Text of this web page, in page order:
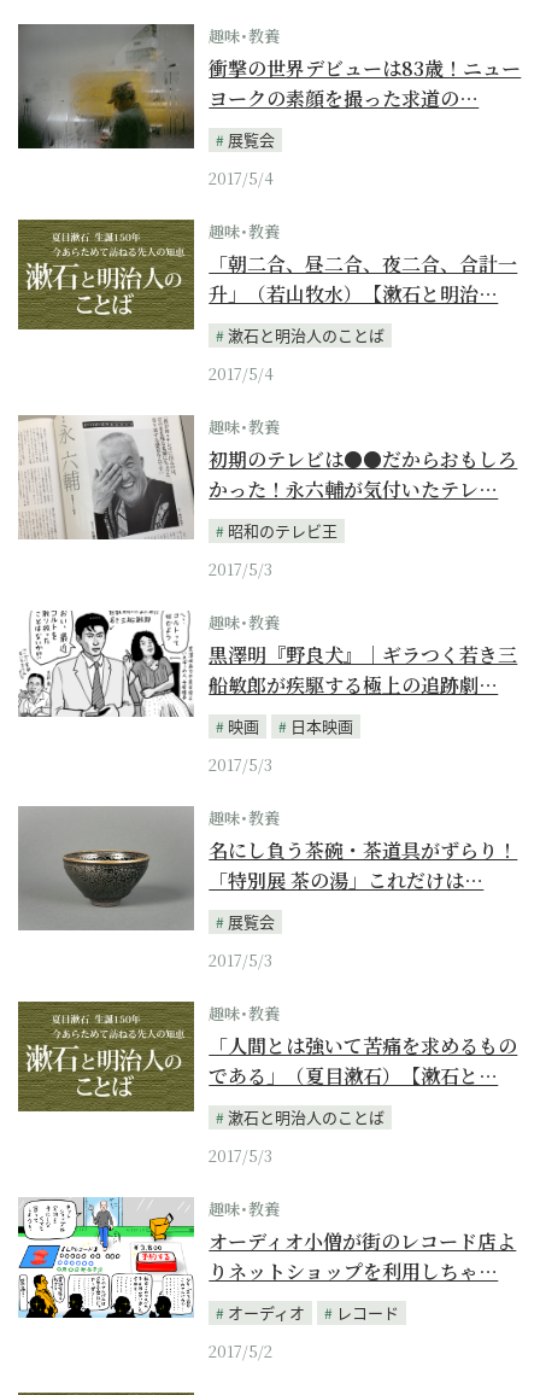
趣味･教養
衝撃の世界デビューは83歳！ニュー
ヨークの素顔を撮った求道の…
展覧会
2017/5/4
趣味･教養
「朝二合、昼二合、夜二合、合計一
升」（若山牧水）【漱石と明治…
漱石と明治人のことば
2017/5/4
趣味･教養
初期のテレビは●●だからおもしろ
かった！永六輔が気付いたテレ…
昭和のテレビ王
2017/5/3
趣味･教養
黒澤明『野良犬』｜ギラつく若き三
船敏郎が疾駆する極上の追跡劇…
映画
日本映画
2017/5/3
趣味･教養
名にし負う茶碗・茶道具がずらり！
「特別展 茶の湯」これだけは…
展覧会
2017/5/3
趣味･教養
「人間とは強いて苦痛を求めるもの
である」（夏目漱石）【漱石と…
漱石と明治人のことば
2017/5/3
趣味･教養
オーディオ小僧が街のレコード店よ
りネットショップを利用しちゃ…
オーディオ
レコード
2017/5/2